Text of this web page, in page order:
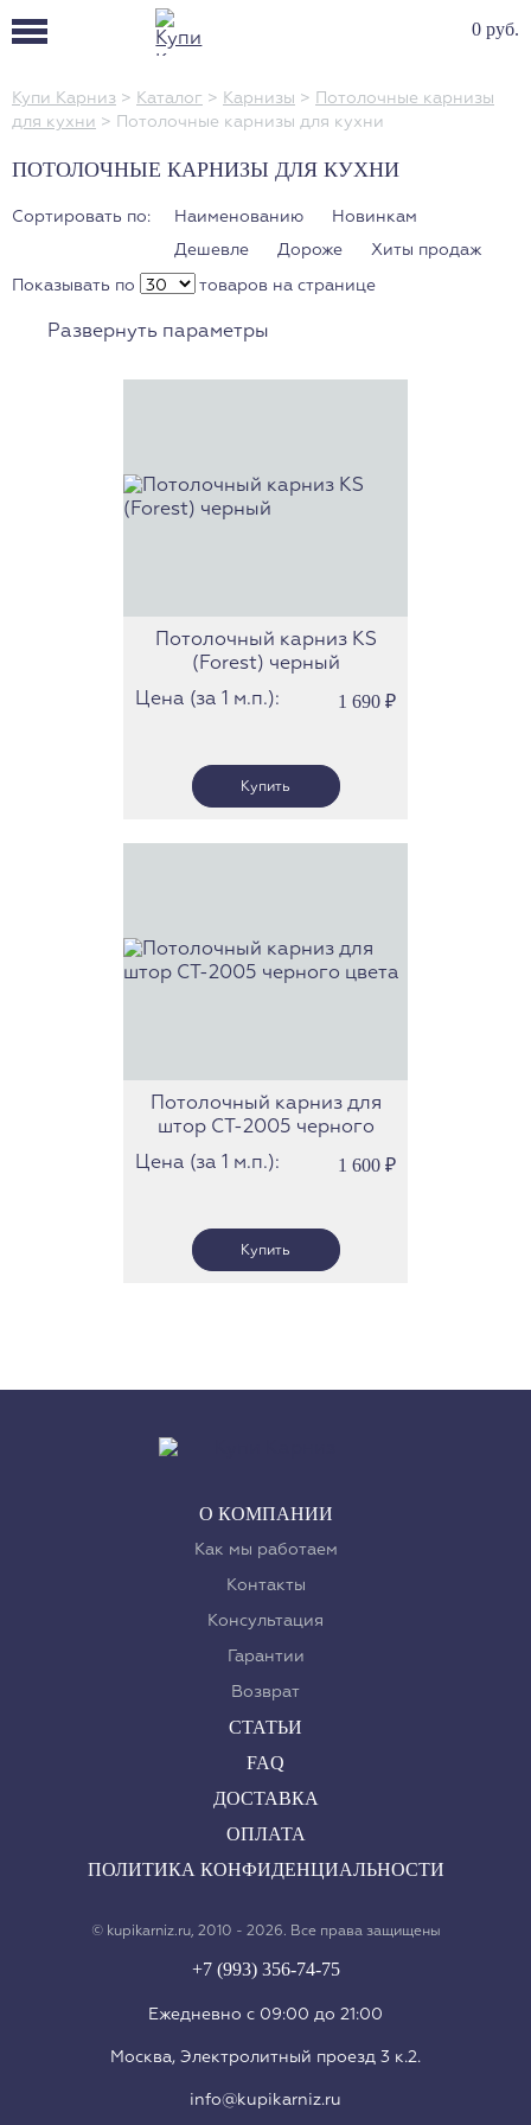
0 руб.
Купи Карниз > Каталог > Карнизы >
Потолочные карнизы
для кухни > Потолочные карнизы для кухни
ПОТОЛОЧНЫЕ КАРНИЗЫ ДЛЯ КУХНИ
Сортировать по: Наименованию
Новинкам
Дешевле
Дороже Хиты продаж
Показывать по товаров на странице
Развернуть параметры
Потолочный карниз KS
(Forest) черный
Цена (за 1 м.п.):
1 690 ₽
Потолочный карниз для
штор СТ-2005 черного
цвета
Цена (за 1 м.п.): 1 600 ₽
О КОМПАНИИ
Как мы работаем
Контакты
Консультация
Гарантии
Возврат
СТАТЬИ
FAQ
ДОСТАВКА
ОПЛАТА
ПОЛИТИКА КОНФИДЕНЦИАЛЬНОСТИ
© kupikarniz.ru, 2010 - 2026. Все права защищены
+7 (993) 356-74-75
Eжедневно с 09:00 до 21:00
Москва, Электролитный проезд 3 к.2.
info@kupikarniz.ru